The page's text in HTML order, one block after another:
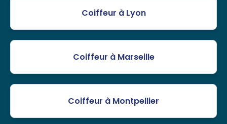
Coiffeur à Lyon
Coiffeur à Marseille
Coiffeur à Montpellier